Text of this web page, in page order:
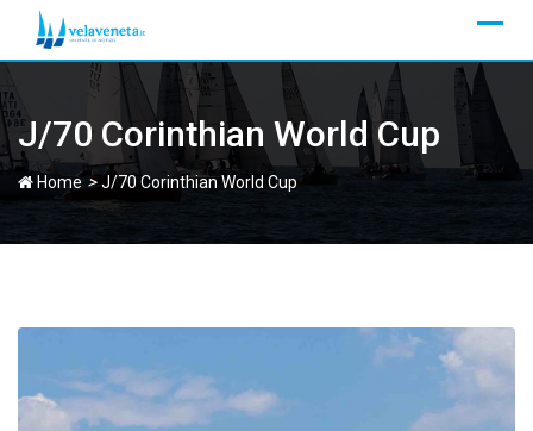
J/70 Corinthian World Cup
Home >J/70 Corinthian World Cup